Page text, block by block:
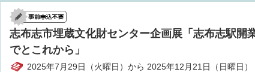
志布志市埋蔵文化財センター企画展「志布志駅
でとこれから」
2025年7月29日（火曜日）から 2025年12月21日（日曜日）